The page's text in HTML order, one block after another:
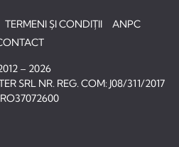
TERMENI ȘI CONDIȚII
ANPC
– 2026
SRL NR. REG. COM: J08/311/2017